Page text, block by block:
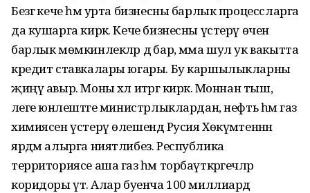
Безгә кече һәм урта бизнесны барлык процессларга
да кушарга кирәк. Кече бизнесны үстерү өчен
барлык мөмкинлекләр дә бар, әмма шул ук вакытта
кредит ставкалары югары. Бу каршылыкларны
җиңү авыр. Моны хәл итәргә кирәк. Моннан тыш,
әлеге юнәлештәге министрлыклардан, нефть һәм газ
химиясен үстерү өлешендә Русия Хөкүмәтеннән
ярдәм алырга ниятлибез. Республика
территориясе аша газ һәм торбаүткәргечләр
коридоры үтә. Алар буенча 100 миллиард